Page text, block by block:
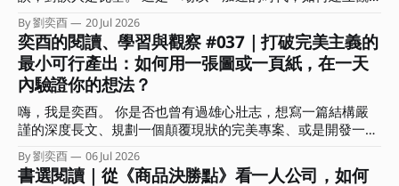
爭時最欠缺的「全局視角」嗎？ 常有人問我：奕酉，為什麼
我每天拼命生內容、趕專案，產出卻總是像消耗品一樣，價格
總是拉不起來，甚至愈做愈累？ 答案其實很簡單：你是在用
微觀的戰術勤奮，掩蓋戰略上的懶惰。 這期電子報，我想和
你聊聊什麼是全局視角？能帶來哪些具體效益？又該如何在生
活與工作上培養這種全局視角？ ．．． 擺脫低價內耗，用全
局視角架設「迷宮無人機」 你是否也有過這樣的無力感？ 沒
日沒夜都在趕報告、生內容，還要處理客戶需求，忙得不可開
交，但產出卻總是被當成消耗品，難以產生更大價值？
點、用結構放大影響力」為主題的對談，在準備時我也在思
索：已經這麼多人在談 AI 的各種面向、各種應用技巧，我們
還能說些什麼？什麼又是前來參加的聽眾想要聽到的？ 「肯
定不是網路上查得到，也不會是你問 AI 會得到的內容。」 抱
持著這樣的心情，我和瓦基決定以各自扮演的角色說些自己的
深刻感受，包括創作者、學習者，還有自雇者、商業顧問的視
角來回答「加速的時代，如何建立觀點、用結構放大影響力」
這個問題。 不知道前來聆聽這場對談的你，最有印象的是哪
個部分？又有哪句話在你心中留下了一個位置？ 這期的電子
報，我想和你分享這場對談的重點摘要，還有沒說的部份。
By 劉奕酉 20 Jul 2026
奕酉的閱讀、學習與觀察 #037｜打破完美主義的
最小可行產出：如何用一張圖或一頁紙，在一天
內驗證你的想法？
嗨，我是奕酉。 你是否也曾有過雄心壯志，想寫一篇結構嚴
謹的深度長文、規劃一個顛覆現狀的完美專案、或是開發一堂
系統化的線上課程？結果在行事曆上拖了三週，每次打開工作
視窗或 筆記軟體，看著空白的螢幕，最後又默默把它關掉。
我們常常誤以為，要等到「準備周全、想得完美」了才能開始
By 劉奕酉 06 Jul 2026
書選閱讀｜從《商品決勝點》看一人公司，如何